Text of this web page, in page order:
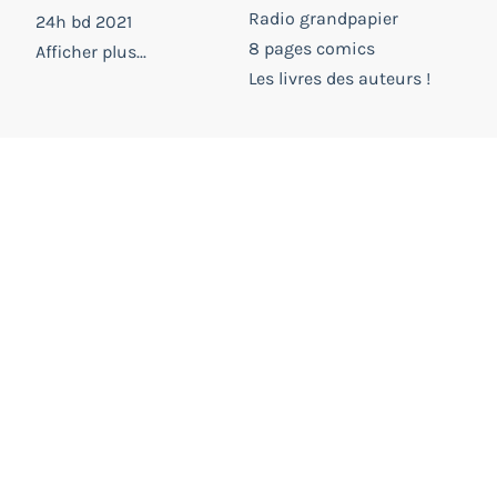
24h bd 2021
Afficher plus...
Radio grandpapier
8 pages comics
Les livres des auteurs !